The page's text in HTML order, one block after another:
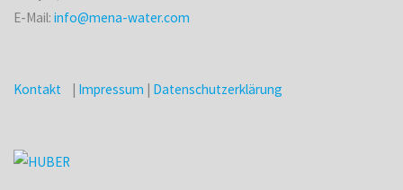
E-Mail:info@mena-water.com
Kontakt Impressum Datenschutzerklärung